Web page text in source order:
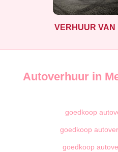
VERHUUR VAN
Autoverhuur in
goedkoop
goedkoop
goedkoop